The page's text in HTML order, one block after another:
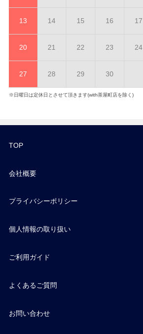
13 14 15 16 17
20 21 22 23 24
27 28 29 30
※日曜日は定休日とさせて頂きます(with茶屋町店を除く)
TOP
会社概要
プライバシーポリシー
個人情報の取り扱い
ご利用ガイド
よくあるご質問
お問い合わせ